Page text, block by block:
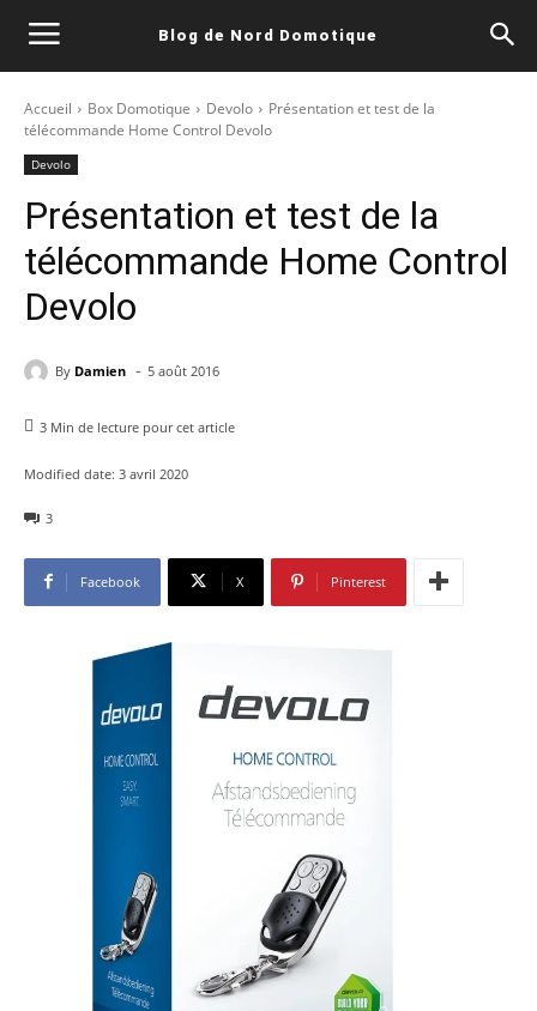
Blog de Nord Domotique
Accueil Box Domotique Devolo
Présentation et test de la
télécommande Home Control Devolo
Devolo
Présentation et test de la
télécommande Home Control
Devolo
By Damien - 5 août 2016
3 Min de lecture pour cet article
Modified date: 3 avril 2020
3
Facebook X Pinterest